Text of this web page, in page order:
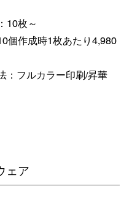
10枚～
個作成時1枚あたり4,980
：フルカラー印刷/昇華
ェア